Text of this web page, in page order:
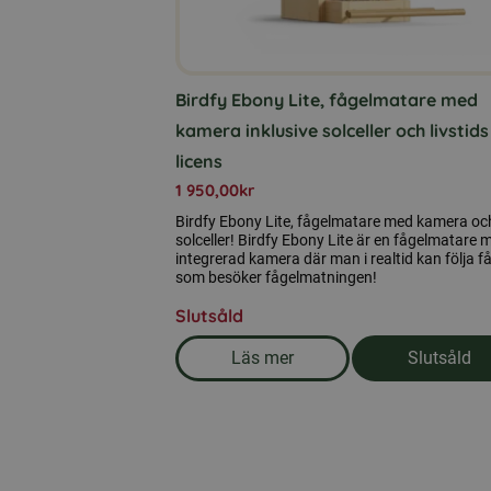
Birdfy Ebony Lite, fågelmatare med
kamera inklusive solceller och livstids
licens
1 950,00kr
Birdfy Ebony Lite, fågelmatare med kamera
solceller! Birdfy Ebony Lite är en fågelmatare
integrerad kamera där man i realtid kan följa
som besöker fågelmatningen!
Slutsåld
Läs mer
om produkten Birdfy Ebony
Slutsåld